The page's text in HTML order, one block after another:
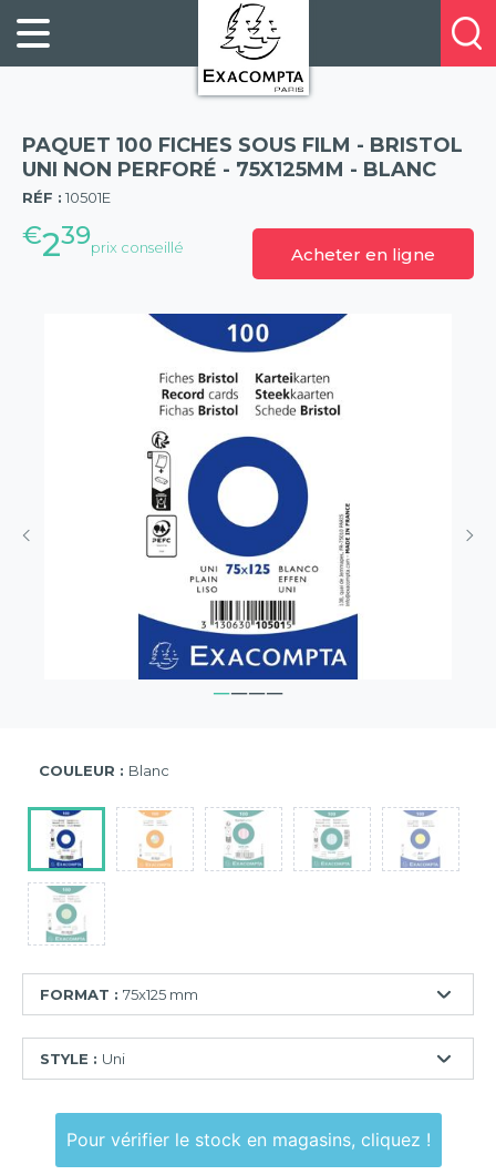
FILING
ORGANISATION
PRESENTATION
BUSINESS
BOOKS
À
PROPOS
NOS
E-
CATALOGUES
POINTS
DE
Profitez
de
réduction
sur
nouvelle
PAQUET 100 FICHES SOUS FILM - BRISTOL
UNI NON PERFORÉ - 75X125MM - BLANC
RÉF : 10501E
€239prix conseillé Acheter en ligne
(57)
COULEUR : Blanc
FORMAT : 75x125 mm
mm
STYLE : Uni
Quadrillé Pour vérifier le stock en magasins, cliquez !
Panneau de gestion des cookies